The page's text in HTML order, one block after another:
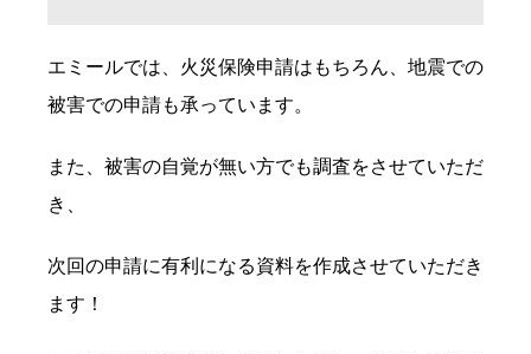
エミールでは、火災保険申請はもちろん、地震での
被害での申請も承っています。
また、被害の自覚が無い方でも調査をさせていただ
き、
次回の申請に有利になる資料を作成させていただき
ます！